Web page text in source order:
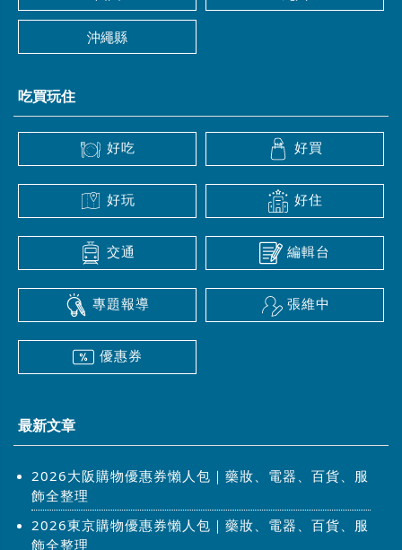
沖繩縣
吃買玩住
好吃 好買
好玩 好住
交通 編輯台
專題報導 張維中
優惠券
最新文章
2026大阪購物優惠券懶人包｜藥妝、電器、百貨、服
飾全整理
2026東京購物優惠券懶人包｜藥妝、電器、百貨、服
飾全整理